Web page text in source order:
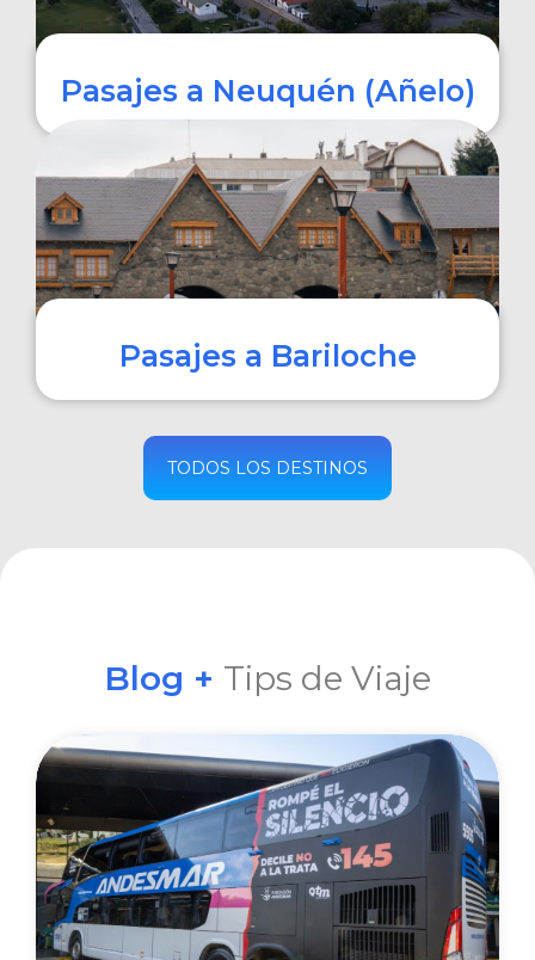
Pasajes a Neuquén (Añelo)
COMPRAR
Pasajes a Bariloche
COMPRAR
TODOS LOS DESTINOS
Blog + Tips de Viaje